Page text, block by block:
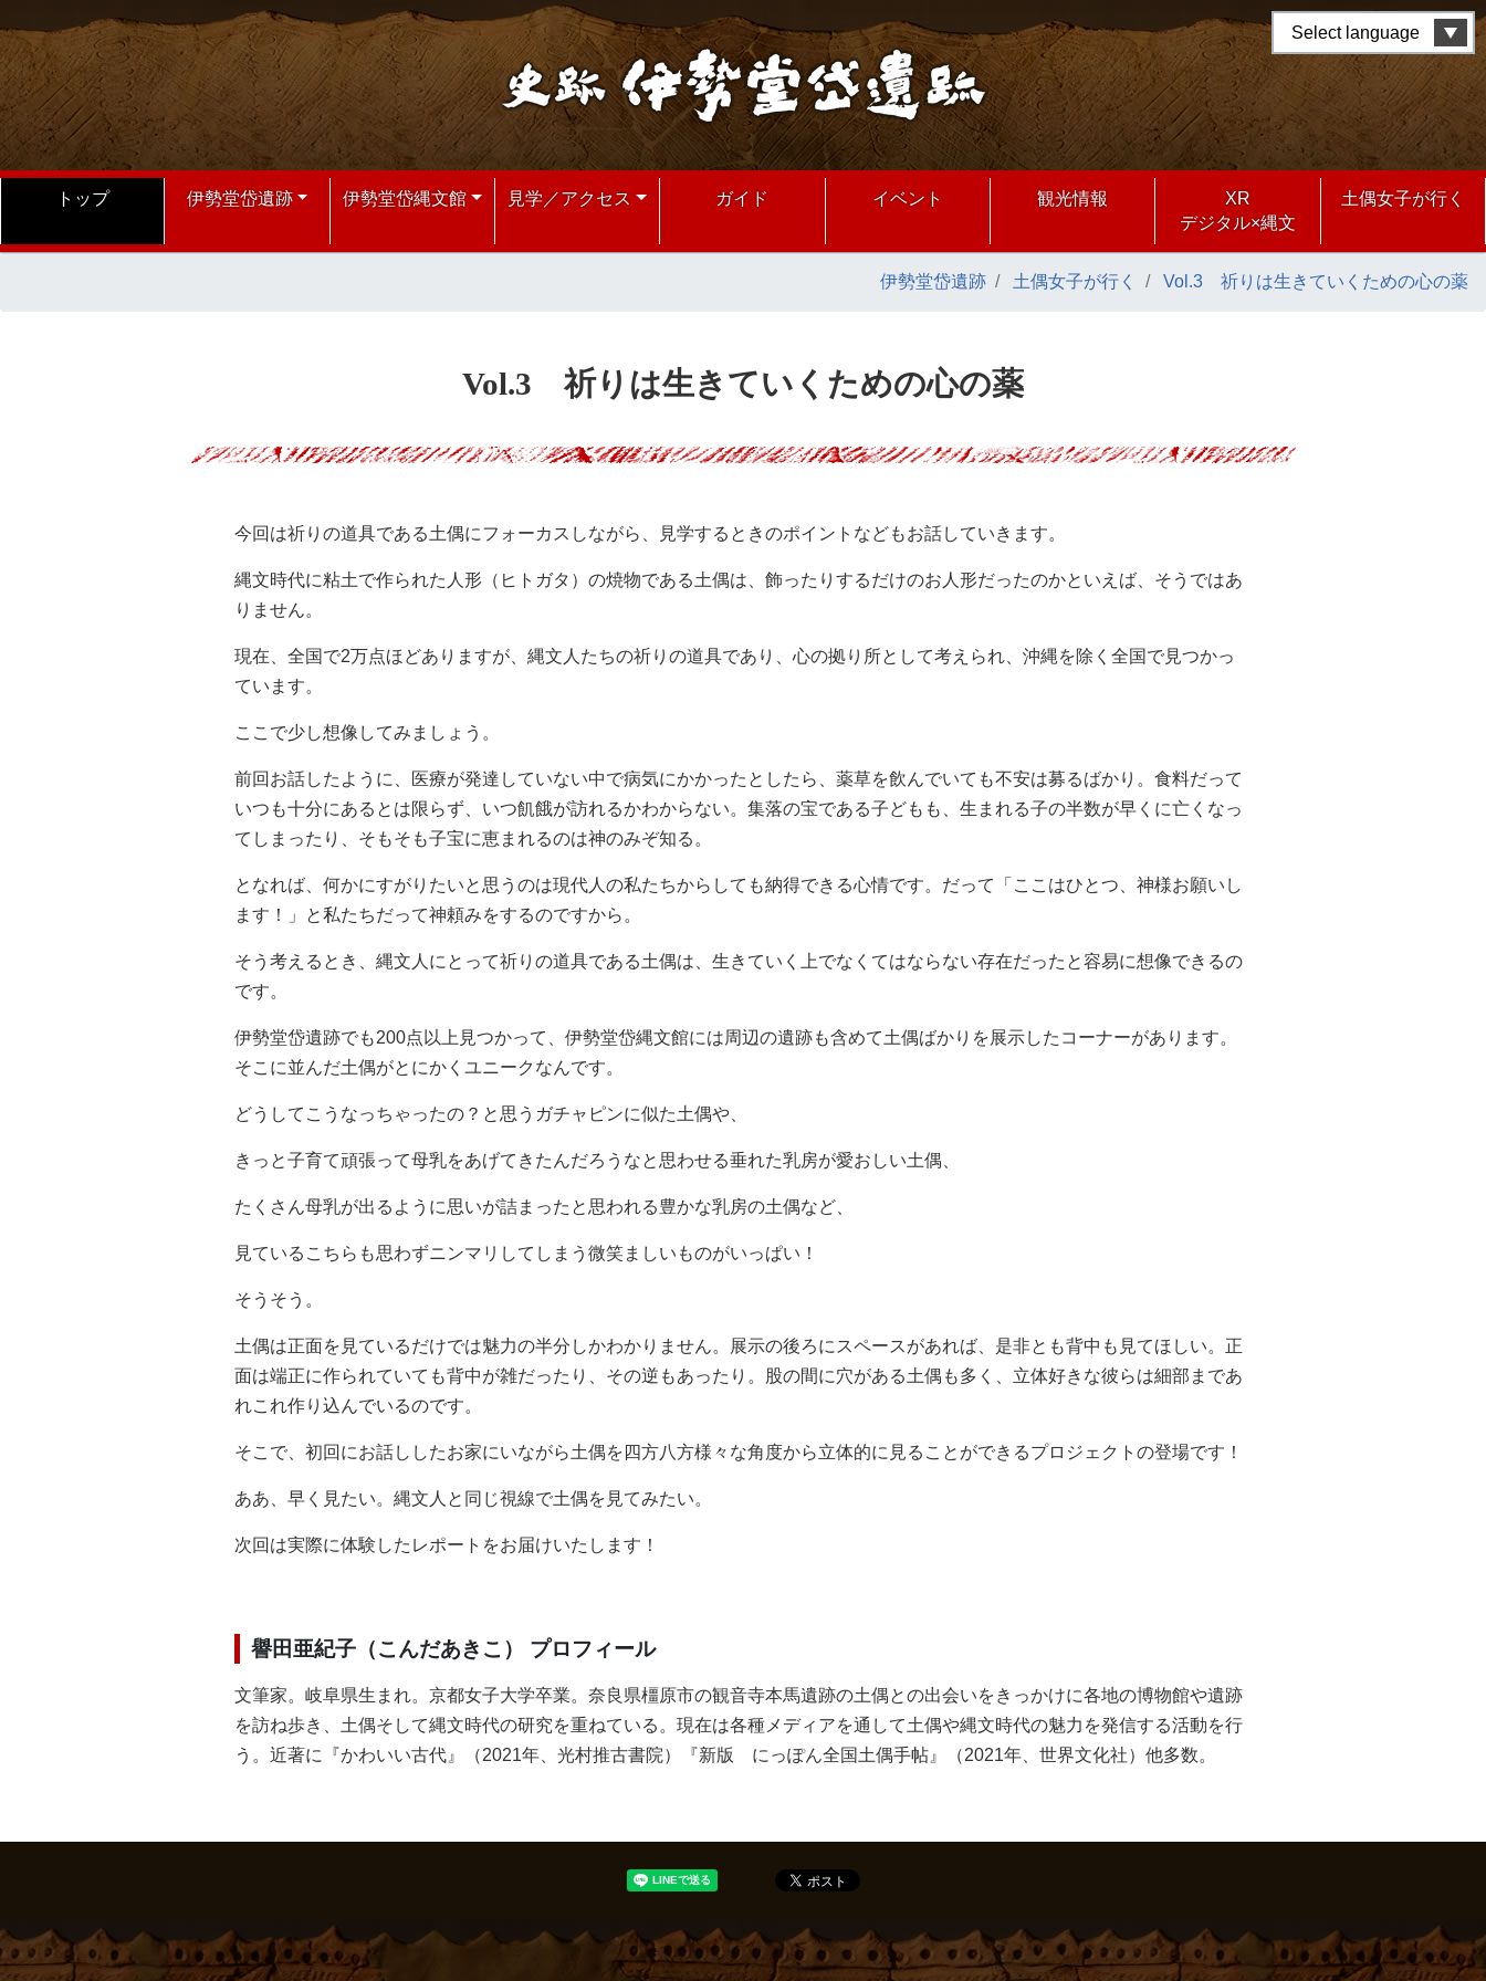
ナビゲーションを飛ばす
Select language
トップ 伊勢堂岱遺跡 伊勢堂岱縄文館 見学／アクセス ガイド イベント 観光情報
XR
デジタル×縄文
土偶女子が行く
伊勢堂岱遺跡 土偶女子が行く Vol.3 祈りは生きていくための心の薬
Vol.3 祈りは生きていくための心の薬
今回は祈りの道具である土偶にフォーカスしながら、見学するときのポイントなどもお話していきます。
縄文時代に粘土で作られた人形（ヒトガタ）の焼物である土偶は、飾ったりするだけのお人形だったのかといえば、そうではあ
りません。
現在、全国で2万点ほどありますが、縄文人たちの祈りの道具であり、心の拠り所として考えられ、沖縄を除く全国で見つかっ
ています。
ここで少し想像してみましょう。
前回お話したように、医療が発達していない中で病気にかかったとしたら、薬草を飲んでいても不安は募るばかり。食料だって
いつも十分にあるとは限らず、いつ飢餓が訪れるかわからない。集落の宝である子どもも、生まれる子の半数が早くに亡くなっ
てしまったり、そもそも子宝に恵まれるのは神のみぞ知る。
となれば、何かにすがりたいと思うのは現代人の私たちからしても納得できる心情です。だって「ここはひとつ、神様お願いし
ます！」と私たちだって神頼みをするのですから。
そう考えるとき、縄文人にとって祈りの道具である土偶は、生きていく上でなくてはならない存在だったと容易に想像できるの
です。
伊勢堂岱遺跡でも200点以上見つかって、伊勢堂岱縄文館には周辺の遺跡も含めて土偶ばかりを展示したコーナーがあります。
そこに並んだ土偶がとにかくユニークなんです。
どうしてこうなっちゃったの？と思うガチャピンに似た土偶や、
きっと子育て頑張って母乳をあげてきたんだろうなと思わせる垂れた乳房が愛おしい土偶、
たくさん母乳が出るように思いが詰まったと思われる豊かな乳房の土偶など、
見ているこちらも思わずニンマリしてしまう微笑ましいものがいっぱい！
そうそう。
土偶は正面を見ているだけでは魅力の半分しかわかりません。展示の後ろにスペースがあれば、是非とも背中も見てほしい。正
面は端正に作られていても背中が雑だったり、その逆もあったり。股の間に穴がある土偶も多く、立体好きな彼らは細部まであ
れこれ作り込んでいるのです。
そこで、初回にお話ししたお家にいながら土偶を四方八方様々な角度から立体的に見ることができるプロジェクトの登場です！
ああ、早く見たい。縄文人と同じ視線で土偶を見てみたい。
次回は実際に体験したレポートをお届けいたします！
譽田亜紀子（こんだあきこ） プロフィール
文筆家。岐阜県生まれ。京都女子大学卒業。奈良県橿原市の観音寺本馬遺跡の土偶との出会いをきっかけに各地の博物館や遺跡
を訪ね歩き、土偶そして縄文時代の研究を重ねている。現在は各種メディアを通して土偶や縄文時代の魅力を発信する活動を行
う。近著に『かわいい古代』（2021年、光村推古書院）『新版 にっぽん全国土偶手帖』（2021年、世界文化社）他多数。